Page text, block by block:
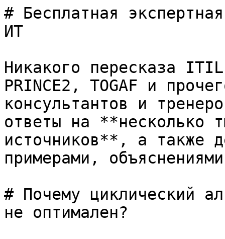
# Бесплатная
ИТ
Никакого пересказа
PRINCE2, TOGAF и
консультантов и
ответы на **несколько
источников**, а также
примерами,
# Почему циклический
не оптимален?